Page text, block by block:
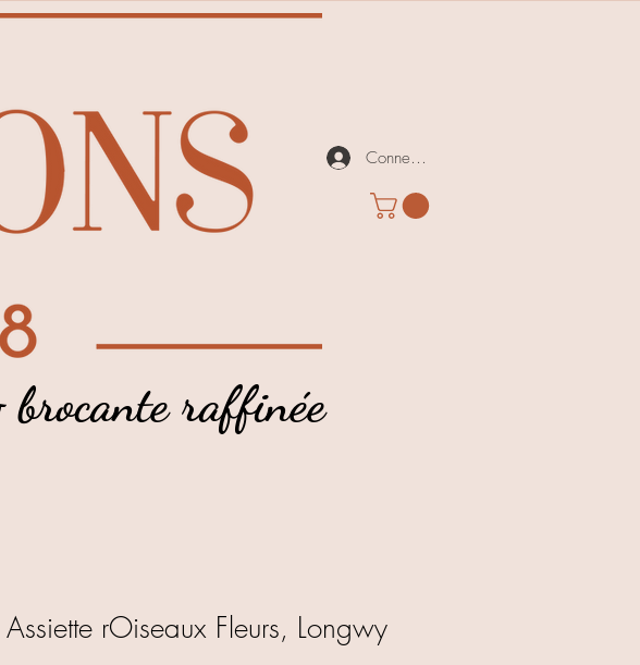
Connexion
brocante raffinée
Assiette rOiseaux Fleurs, Longwy